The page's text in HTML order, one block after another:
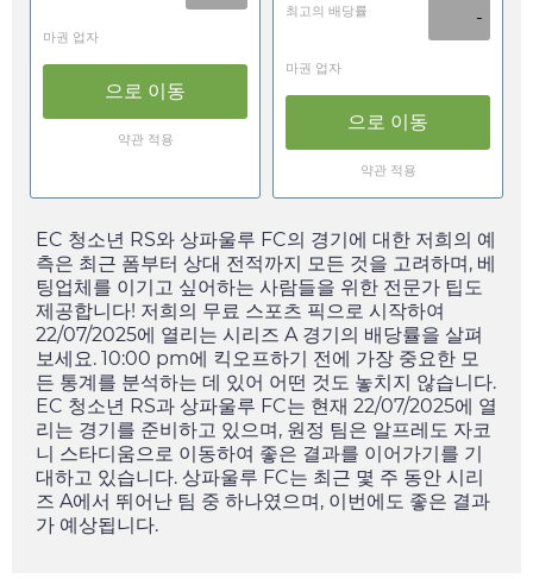
마권 업자
으로 이동
약관 적용
최고의 배당률 -
마권 업자
으로 이동
약관 적용
EC 청소년 RS와 상파울루 FC의 경기에 대한 저희의 예
측은 최근 폼부터 상대 전적까지 모든 것을 고려하며, 베
팅업체를 이기고 싶어하는 사람들을 위한 전문가 팁도
제공합니다! 저희의 무료 스포츠 픽으로 시작하여
22/07/2025에 열리는 시리즈 A 경기의 배당률을 살펴
보세요. 10:00 pm에 킥오프하기 전에 가장 중요한 모
든 통계를 분석하는 데 있어 어떤 것도 놓치지 않습니다.
EC 청소년 RS과 상파울루 FC는 현재 22/07/2025에 열
리는 경기를 준비하고 있으며, 원정 팀은 알프레도 자코
니 스타디움으로 이동하여 좋은 결과를 이어가기를 기
대하고 있습니다. 상파울루 FC는 최근 몇 주 동안 시리
즈 A에서 뛰어난 팀 중 하나였으며, 이번에도 좋은 결과
가 예상됩니다.